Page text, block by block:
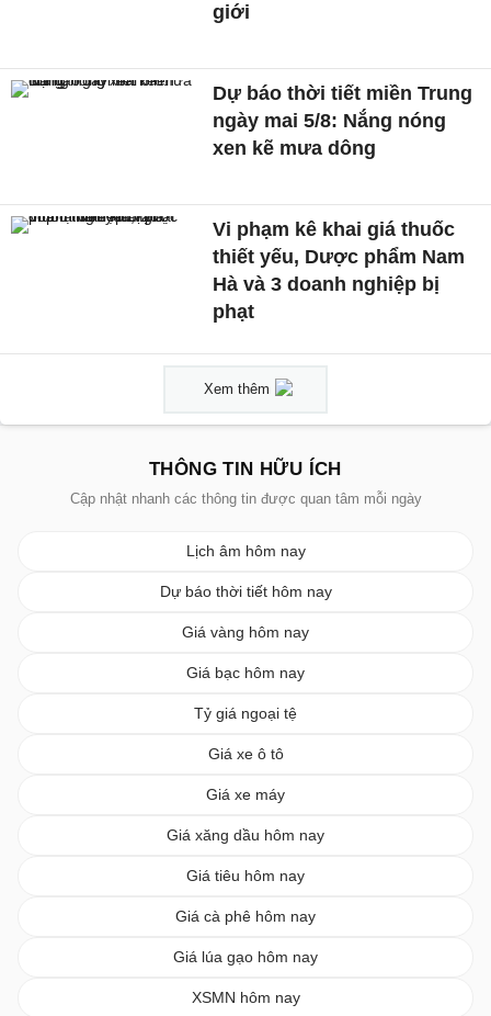
giới
Dự báo thời tiết miền Trung
ngày mai 5/8: Nắng nóng
xen kẽ mưa dông
Vi phạm kê khai giá thuốc
thiết yếu, Dược phẩm Nam
Hà và 3 doanh nghiệp bị
phạt
Xem thêm
THÔNG TIN HỮU ÍCH
Cập nhật nhanh các thông tin được quan tâm mỗi ngày
Lịch âm hôm nay
Dự báo thời tiết hôm nay
Giá vàng hôm nay
Giá bạc hôm nay
Tỷ giá ngoại tệ
Giá xe ô tô
Giá xe máy
Giá xăng dầu hôm nay
Giá tiêu hôm nay
Giá cà phê hôm nay
Giá lúa gạo hôm nay
XSMN hôm nay